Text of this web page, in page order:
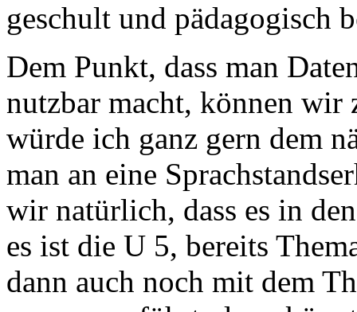
geschult und pädagogisch
Dem Punkt, dass man
nutzbar macht, können wir
würde ich ganz gern dem
man an eine
wir natürlich, dass es in
es ist die U 5, bereits
dann auch noch mit dem